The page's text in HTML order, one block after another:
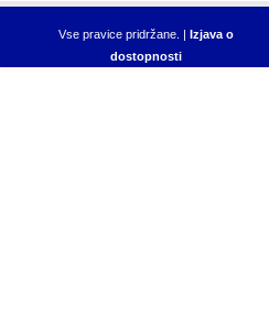
Vse pravice pridržane. |Izjava o
dostopnosti